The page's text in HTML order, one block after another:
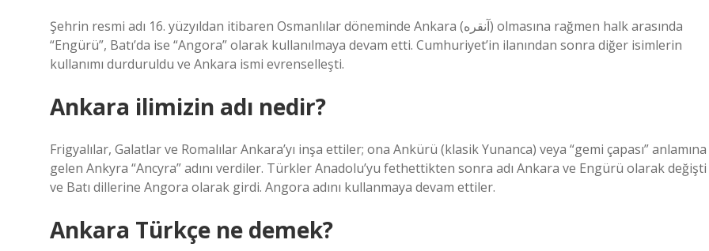
Şehrin resmi adı 16. yüzyıldan itibaren Osmanlılar döneminde Ankara (آنقره) olmasına rağmen halk arasında
“Engürü”, Batı’da ise “Angora” olarak kullanılmaya devam etti. Cumhuriyet’in ilanından sonra diğer isimlerin
kullanımı durduruldu ve Ankara ismi evrenselleşti.
Ankara ilimizin adı nedir?
Frigyalılar, Galatlar ve Romalılar Ankara’yı inşa ettiler; ona Ankürü (klasik Yunanca) veya “gemi çapası” anlamına
gelen Ankyra “Ancyra” adını verdiler. Türkler Anadolu’yu fethettikten sonra adı Ankara ve Engürü olarak değişti
ve Batı dillerine Angora olarak girdi. Angora adını kullanmaya devam ettiler.
Ankara Türkçe ne demek?